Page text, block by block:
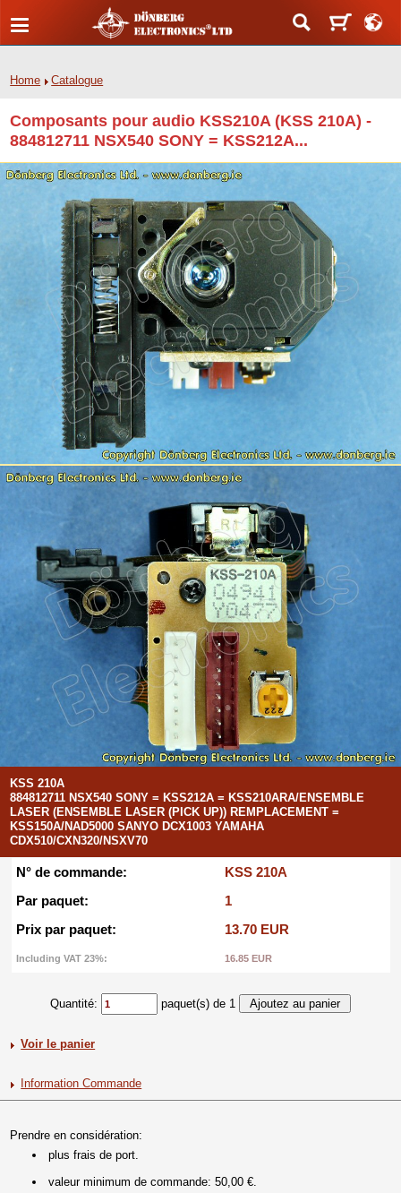
Home Catalogue
Composants pour audio KSS210A (KSS 210A) -
884812711 NSX540 SONY = KSS212A...
KSS 210A
884812711 NSX540 SONY = KSS212A = KSS210ARA/ENSEMBLE
LASER (ENSEMBLE LASER (PICK UP)) REMPLACEMENT =
KSS150A/NAD5000 SANYO DCX1003 YAMAHA
CDX510/CXN320/NSXV70
N° de commande:
KSS 210A
Par paquet:
1
Prix par paquet:
13.70 EUR
Including VAT 23%: 16.85 EUR
Quantité: paquet(s) de 1
Voir le panier
Information Commande
Prendre en considération:
plus frais de port.
valeur minimum de commande: 50,00 €.